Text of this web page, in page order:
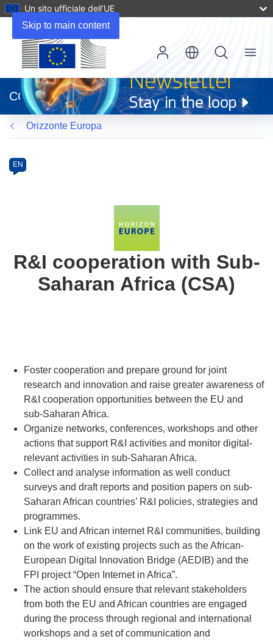
Skip to main content
Un sito ufficiale dell’UE
apre
in
una
nuova
finestra)
CORDIS
Menu
Orizzonte Europa
Category
Article
available
EN
R&I cooperation with Sub-
Saharan Africa (CSA)
Foster cooperation and prepare ground for joint
research and innovation and raise greater awareness of
R&I cooperation opportunities between the EU and
sub-Saharan Africa.
Organize networks, conferences, workshops and other
actions that support R&I activities and monitor digital-
relevant activities in sub-Saharan Africa.
Collect and analyse information as well conduct
surveys and draft reports and position papers on sub-
Saharan African countries’ R&I policies, strategies and
programmes.
Link EU and African internet R&I communities, building
on the work of existing projects such as the African-
European Digital Innovation Bridge (AEDIB) and the
FPI project “Open Internet in Africa”.
The action should ensure that relevant stakeholders
from both the EU and African countries are engaged
during the process through regional and international
workshops and a set of communication and